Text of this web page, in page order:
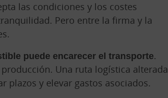
las condiciones y los costes
Pero entre la firma y la
puede encarecer el transporte.
Una ruta logística alterada
plazos y elevar gastos asociados.